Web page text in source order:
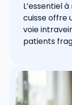
L’essentiel
cuisse offre
voie
patients